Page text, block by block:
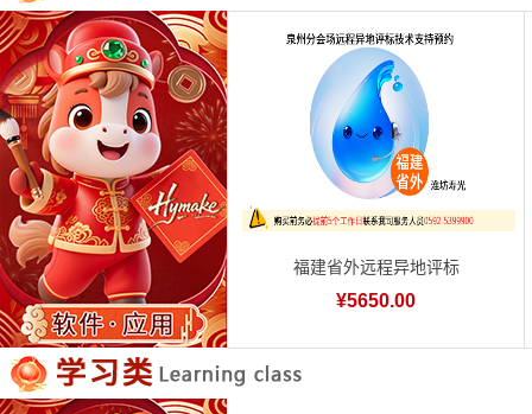
福建省外远程异地评标
¥5650.00